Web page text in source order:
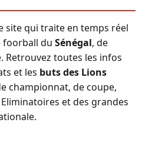
site qui traite en temps réel
foorball du Sénégal, de
Retrouvez toutes les infos
et les buts des Lions
championnat, de coupe,
et des grandes